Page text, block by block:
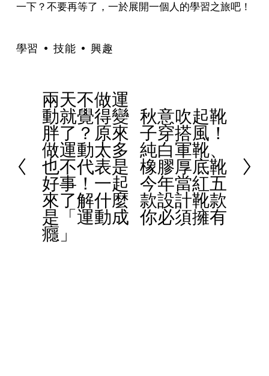
一下？不要再等了，一於展開一個人的學習之旅吧！
學習 技能 興趣
P
r
e
v
i
o
u
s
兩天不做運
動就覺得變
胖了？原來
做運動太多
也不代表是
好事！一起
來了解什麼
是「運動成
癮」
N秋意吹起靴
子穿搭風！
純白軍靴、
橡膠厚底靴
今年當紅五
款設計靴款
你必須擁有